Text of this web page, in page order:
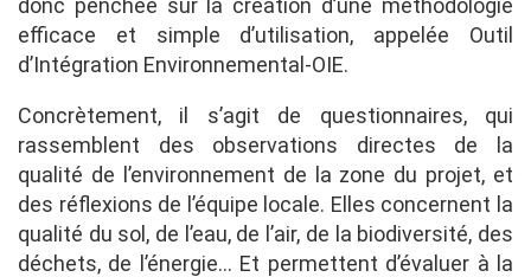
donc penchée sur la création d’une méthodologie
efficace et simple d’utilisation, appelée Outil
d’Intégration Environnemental-OIE.
Concrètement, il s’agit de questionnaires, qui
rassemblent des observations directes de la
qualité de l’environnement de la zone du projet, et
des réflexions de l’équipe locale. Elles concernent la
qualité du sol, de l’eau, de l’air, de la biodiversité, des
déchets, de l’énergie… Et permettent d’évaluer à la